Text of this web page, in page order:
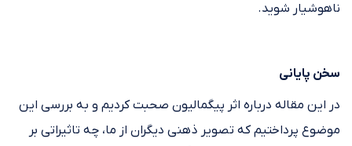
ناهوشیار شوید.
سخن پایانی
در این مقاله درباره اثر پیگمالیون صحبت کردیم و به بررسی این
موضوع پرداختیم که تصویر ذهنی دیگران از ما، چه تاثیراتی بر